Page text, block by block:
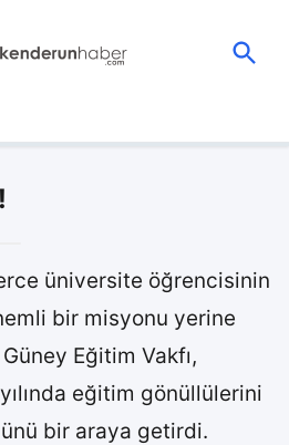
üniversite öğrencisinin
bir misyonu yerine
Güney Eğitim Vakfı,
eğitim gönüllülerini
bir araya getirdi.